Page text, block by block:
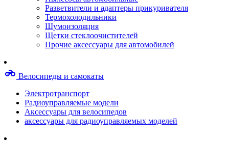
Степлерные скобы, скрепки
Термопленки
Термоузлы/печки/тэны
Тормозные площадки
Узлы/комплекты переноса изображений
Шлейфы
Баллоны со сжатым воздухом
Салфетки для чистки оргтехники
Скотч, фломастеры
Чистящие спреи, жидкости и пены
Разветвители и адаптеры прикуривателя
Термохолодильники
Шумоизоляция
Щетки стеклоочистителей
Прочие аксессуары для автомобилей
motorcycle Велосипеды и самокаты
Электротранспорт
Радиоуправляемые модели
Аксессуары для велосипедов
аксессуары для радиоуправляемых моделей